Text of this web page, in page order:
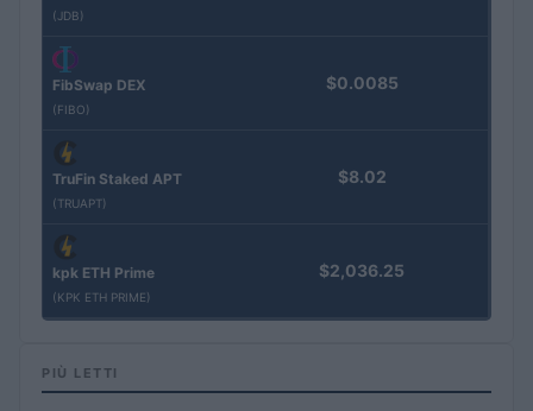
(JDB)
FibSwap DEX
(FIBO)
$0.0085
TruFin Staked APT
(TRUAPT)
$8.02
kpk ETH Prime
(KPK ETH PRIME)
$2,036.25
PIÙ LETTI